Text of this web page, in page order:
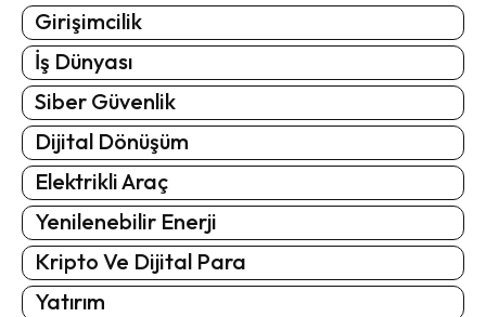
Girişimcilik
İş Dünyası
Siber Güvenlik
Dijital Dönüşüm
Elektrikli Araç
Yenilenebilir Enerji
Kripto Ve Dijital Para
Yatırım